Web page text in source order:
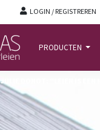
LOGIN / REGISTREREN
PRODUCTEN
JULIE DONOT: “LEIEN IS EEN